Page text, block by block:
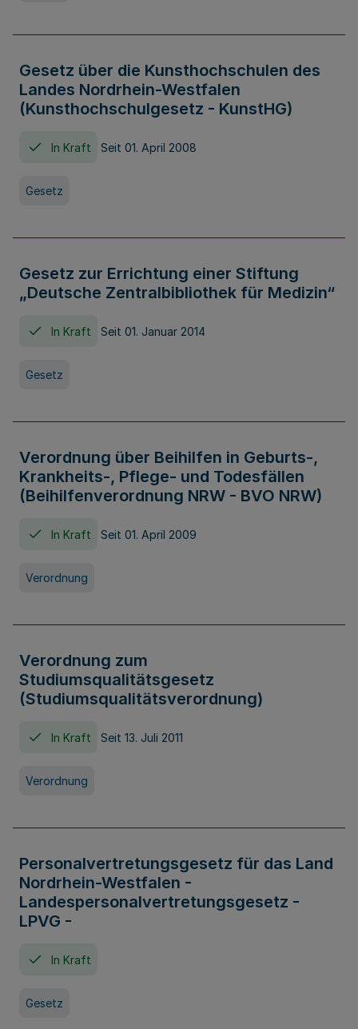
Gesetz über die Kunsthochschulen des
Landes Nordrhein-Westfalen
(Kunsthochschulgesetz - KunstHG)
In Kraft Seit 01. April 2008
Gesetz
Gesetz zur Errichtung einer Stiftung
„Deutsche Zentralbibliothek für Medizin“
In Kraft Seit 01. Januar 2014
Gesetz
Verordnung über Beihilfen in Geburts-,
Krankheits-, Pflege- und Todesfällen
(Beihilfenverordnung NRW - BVO NRW)
In Kraft Seit 01. April 2009
Verordnung
Verordnung zum
Studiumsqualitätsgesetz
(Studiumsqualitätsverordnung)
In Kraft Seit 13. Juli 2011
Verordnung
Personalvertretungsgesetz für das Land
Nordrhein-Westfalen -
Landespersonalvertretungsgesetz -
LPVG -
In Kraft
Gesetz